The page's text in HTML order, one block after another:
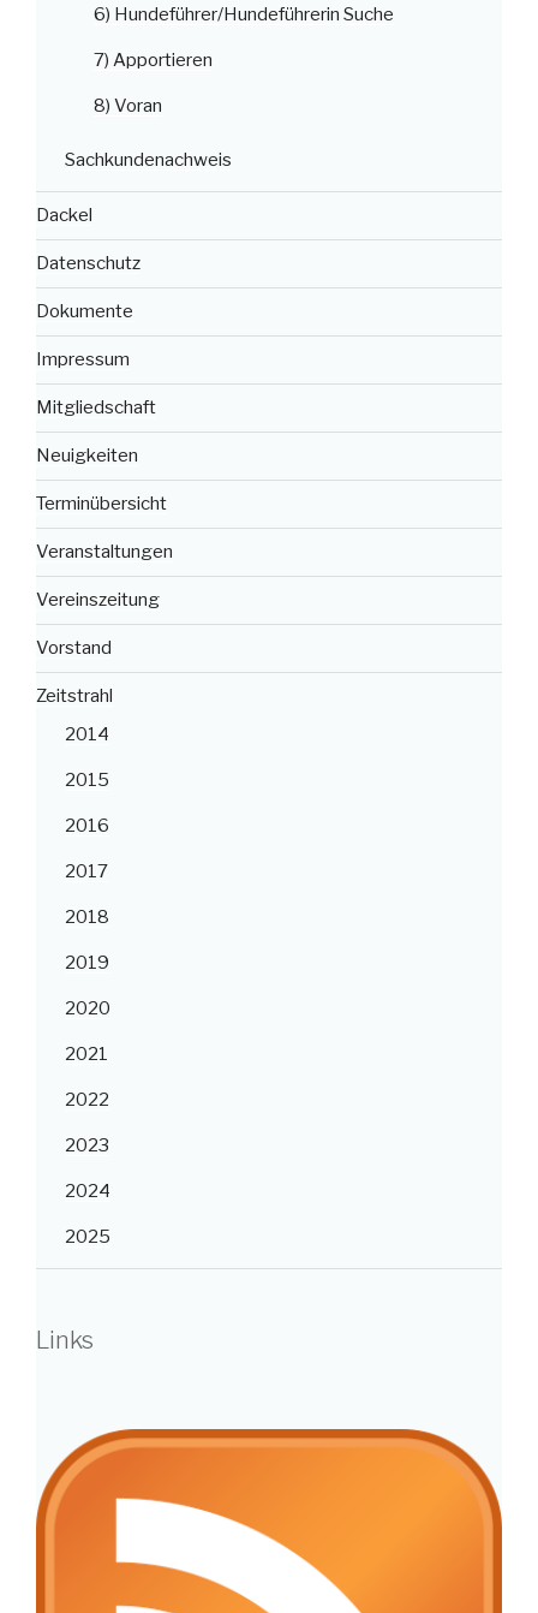
6) Hundeführer/Hundeführerin Suche
7) Apportieren
8) Voran
Sachkundenachweis
Dackel
Datenschutz
Dokumente
Impressum
Mitgliedschaft
Neuigkeiten
Terminübersicht
Veranstaltungen
Vereinszeitung
Vorstand
Zeitstrahl
2014
2015
2016
2017
2018
2019
2020
2021
2022
2023
2024
2025
Links